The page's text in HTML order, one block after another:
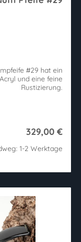
#29 hat ein
und eine feine
Rustizierung.
329,00 €
1-2 Werktage